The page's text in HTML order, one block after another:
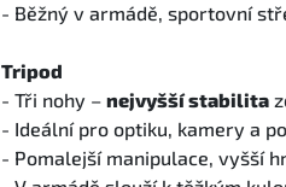
- Běžný v armádě, sportovní
Tripod
- Tři nohy – nejvyšší stabilita
- Ideální pro optiku, kamery a
- Pomalejší manipulace, vyšší